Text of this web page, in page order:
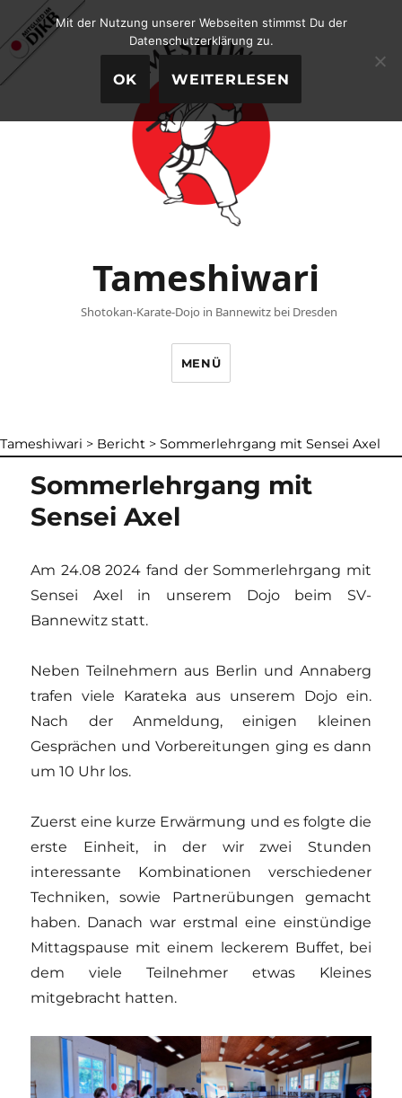
Tameshiwari
Shotokan-Karate-Dojo in Bannewitz bei Dresden
MENÜ
Tameshiwari > Bericht > Sommerlehrgang mit Sensei Axel
Sommerlehrgang mit
Sensei Axel
Am 24.08 2024 fand der Sommerlehrgang mit
Sensei Axel in unserem Dojo beim SV-
Bannewitz statt.
Neben Teilnehmern aus Berlin und Annaberg
trafen viele Karateka aus unserem Dojo ein.
Nach der Anmeldung, einigen kleinen
Gesprächen und Vorbereitungen ging es dann
um 10 Uhr los.
Zuerst eine kurze Erwärmung und es folgte die
erste Einheit, in der wir zwei Stunden
interessante Kombinationen verschiedener
Techniken, sowie Partnerübungen gemacht
haben. Danach war erstmal eine einstündige
Mittagspause mit einem leckerem Buffet, bei
dem viele Teilnehmer etwas Kleines
mitgebracht hatten.
Mit der Nutzung unserer Webseiten stimmst Du der
Datenschutzerklärung zu.
OK WEITERLESEN